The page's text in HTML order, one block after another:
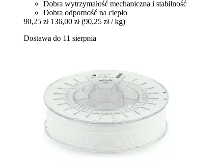
Dobra wytrzymałość mechaniczna i stabilność
Dobra odporność na ciepło
90,25 zł 136,00 zł (90,25 zł / kg)
Dostawa do 11 sierpnia